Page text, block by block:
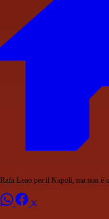
Rafa Leao per il Napoli, ma non è